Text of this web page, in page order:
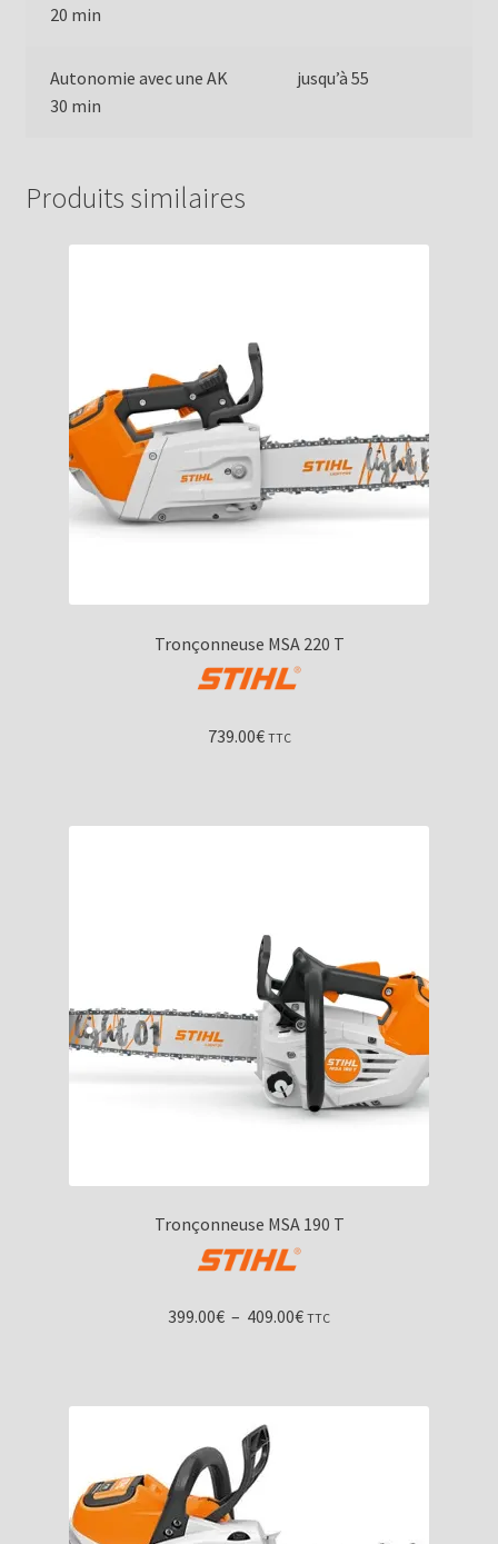
20 min
Autonomie avec une AK
30 min
jusqu’à 55
Produits similaires
Tronçonneuse MSA 220 T
739.00€ TTC
Tronçonneuse MSA 190 T
399.00€ – 409.00€Plage
TTC